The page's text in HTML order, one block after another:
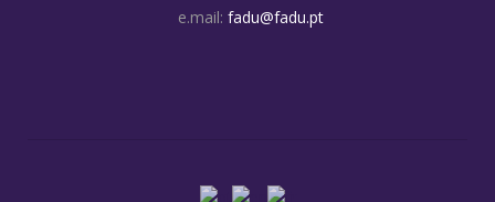
e.mail: fadu@fadu.pt